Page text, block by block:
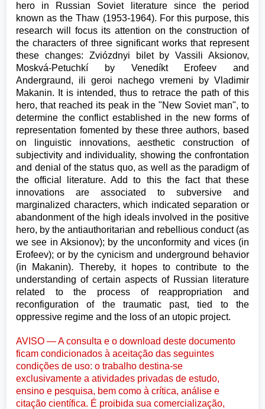
hero in Russian Soviet literature since the period
known as the Thaw (1953-1964). For this purpose, this
research will focus its attention on the construction of
the characters of three significant works that represent
these changes: Zviózdnyi bilet by Vassili Aksionov,
Moskvá-Petuchkí by Venedíkt Erofeev and
Andergraund, ili geroi nachego vremeni by Vladimir
Makanin. It is intended, thus to retrace the path of this
hero, that reached its peak in the "New Soviet man", to
determine the conflict established in the new forms of
representation fomented by these three authors, based
on linguistic innovations, aesthetic construction of
subjectivity and individuality, showing the confrontation
and denial of the status quo, as well as the paradigm of
the official literature. Add to this the fact that these
innovations are associated to subversive and
marginalized characters, which indicated separation or
abandonment of the high ideals involved in the positive
hero, by the antiauthoritarian and rebellious conduct (as
we see in Aksionov); by the unconformity and vices (in
Erofeev); or by the cynicism and underground behavior
(in Makanin). Thereby, it hopes to contribute to the
understanding of certain aspects of Russian literature
related to the process of reappropriation and
reconfiguration of the traumatic past, tied to the
oppressive regime and the loss of an utopic project.
AVISO — A consulta e o download deste documento
ficam condicionados à aceitação das seguintes
condições de uso: o trabalho destina-se
exclusivamente a atividades privadas de estudo,
ensino e pesquisa, bem como à crítica, análise e
citação científica. É proibida sua comercialização,